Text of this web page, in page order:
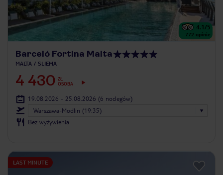
4.1/5
772 opinie
Barceló Fortina Malta
MALTA SLIEMA
4 430 ZŁ
OSOBA
19.08.2026 - 25.08.2026 (6 noclegów)
Warszawa-Modlin (19:35)
Bez wyżywienia
LAST MINUTE